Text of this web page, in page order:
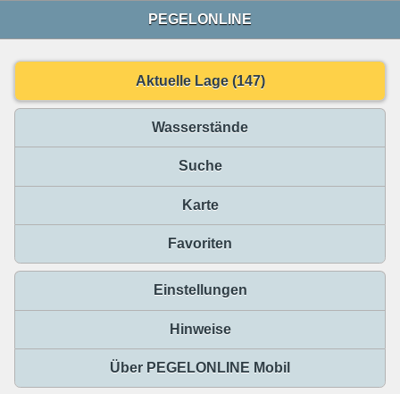
PEGELONLINE
Aktuelle Lage (147)
Wasserstände
Suche
Karte
Favoriten
Einstellungen
Hinweise
Über PEGELONLINE Mobil